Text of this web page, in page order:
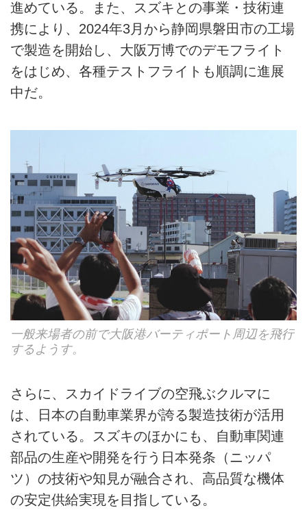
進めている。また、スズキとの事業・技術連
携により、2024年3月から静岡県磐田市の工場
で製造を開始し、大阪万博でのデモフライト
をはじめ、各種テストフライトも順調に進展
中だ。
一般来場者の前で大阪港バーティポート周辺を飛行
するようす。
さらに、スカイドライブの空飛ぶクルマに
は、日本の自動車業界が誇る製造技術が活用
されている。スズキのほかにも、自動車関連
部品の生産や開発を行う日本発条（ニッパ
ツ）の技術や知見が融合され、高品質な機体
の安定供給実現を目指している。